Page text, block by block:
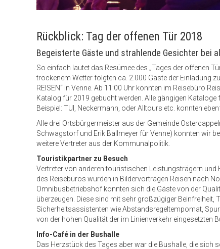
Rückblick: Tag der offenen Tür 2018
Begeisterte Gäste und strahlende Gesichter bei
So einfach lautet das Resümee des „Tages der offenen
trockenem Wetter folgten ca. 2.000 Gäste der Einladung
REISEN“ in Venne. Ab 11:00 Uhr konnten im Reisebüro
Katalog für 2019 gebucht werden. Alle gängigen
Beispiel: TUI, Neckermann, oder Alltours etc. konnten
Alle drei Ortsbürgermeister aus der Gemeinde
Schwagstorf und Erik Ballmeyer für Venne) konnten wir
weitere Vertreter aus der Kommunalpolitik.
Touristikpartner zu Besuch
Vertreter von anderen touristischen Leistungsträgern
des Reisebüros wurden in Bildervorträgen Reisen nach
Omnibusbetriebshof konnten sich die Gäste von der
überzeugen. Diese sind mit sehr großzügiger Beinfreiheit,
Sicherheitsassistenten wie Abstandsregeltempomat,
von der hohen Qualität der im Linienverkehr eingesetzten
Info-Café in der Bushalle
Das Herzstück des Tages aber war die Bushalle, die sich